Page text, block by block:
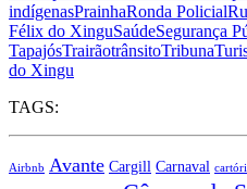
indígenasPrainhaRonda Policial
Félix do XinguSaúdeSegurança
TapajósTrairãotrânsitoTribuna
do Xingu
TAGS:
Airbnb Avante Cargill Carnaval